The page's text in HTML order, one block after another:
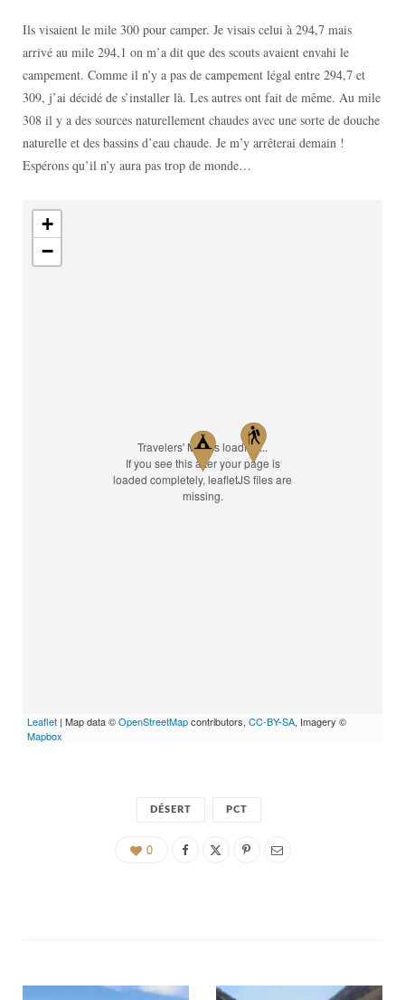
Ils visaient le mile 300 pour camper. Je visais celui à 294,7 mais
arrivé au mile 294,1 on m’a dit que des scouts avaient envahi le
campement. Comme il n’y a pas de campement légal entre 294,7 et
309, j’ai décidé de s’installer là. Les autres ont fait de même. Au mile
308 il y a des sources naturellement chaudes avec une sorte de douche
naturelle et des bassins d’eau chaude. Je m’y arrêterai demain !
Espérons qu’il n’y aura pas trop de monde…
Travelers' Map is loading...
If you see this after your page is
loaded completely, leafletJS files are
missing.
+
−
Leaflet | Map data ©OpenStreetMapcontributors, CC-BY-SA, Imagery ©
Mapbox
DÉSERT PCT
0